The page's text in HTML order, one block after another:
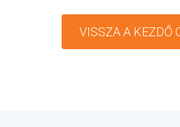
VISSZA A KEZDŐ